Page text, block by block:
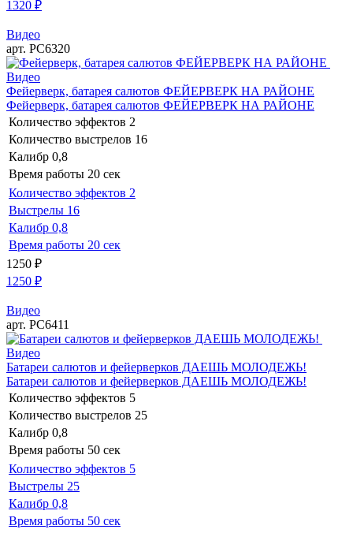
1320 ₽
Видео
арт. РС6320
Видео
Фейерверк, батарея салютов ФЕЙЕРВЕРК НА РАЙОНЕ
Фейерверк, батарея салютов ФЕЙЕРВЕРК НА РАЙОНЕ
Количество эффектов 2
Количество выстрелов 16
Калибр 0,8
Время работы 20 сек
Количество эффектов 2
Выстрелы 16
Калибр 0,8
Время работы 20 сек
1250 ₽
1250 ₽
Видео
арт. РС6411
Видео
Батареи салютов и фейерверков ДАЕШЬ МОЛОДЕЖЬ!
Батареи салютов и фейерверков ДАЕШЬ МОЛОДЕЖЬ!
Количество эффектов 5
Количество выстрелов 25
Калибр 0,8
Время работы 50 сек
Количество эффектов 5
Выстрелы 25
Калибр 0,8
Время работы 50 сек